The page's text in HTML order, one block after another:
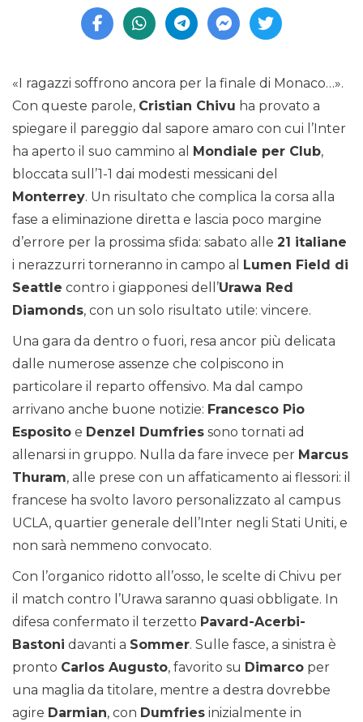
«I ragazzi soffrono ancora per la finale di Monaco…».
Con queste parole, Cristian Chivu ha provato a
spiegare il pareggio dal sapore amaro con cui l’Inter
ha aperto il suo cammino al Mondiale per Club,
bloccata sull’1-1 dai modesti messicani del
Monterrey. Un risultato che complica la corsa alla
fase a eliminazione diretta e lascia poco margine
d’errore per la prossima sfida: sabato alle 21 italiane
i nerazzurri torneranno in campo al Lumen Field di
Seattle contro i giapponesi dell’Urawa Red
Diamonds, con un solo risultato utile: vincere.
Una gara da dentro o fuori, resa ancor più delicata
dalle numerose assenze che colpiscono in
particolare il reparto offensivo. Ma dal campo
arrivano anche buone notizie: Francesco Pio
Esposito e Denzel Dumfries sono tornati ad
allenarsi in gruppo. Nulla da fare invece per Marcus
Thuram, alle prese con un affaticamento ai flessori: il
francese ha svolto lavoro personalizzato al campus
UCLA, quartier generale dell’Inter negli Stati Uniti, e
non sarà nemmeno convocato.
Con l’organico ridotto all’osso, le scelte di Chivu per
il match contro l’Urawa saranno quasi obbligate. In
difesa confermato il terzetto Pavard-Acerbi-
Bastoni davanti a Sommer. Sulle fasce, a sinistra è
pronto Carlos Augusto, favorito su Dimarco per
una maglia da titolare, mentre a destra dovrebbe
agire Darmian, con Dumfries inizialmente in